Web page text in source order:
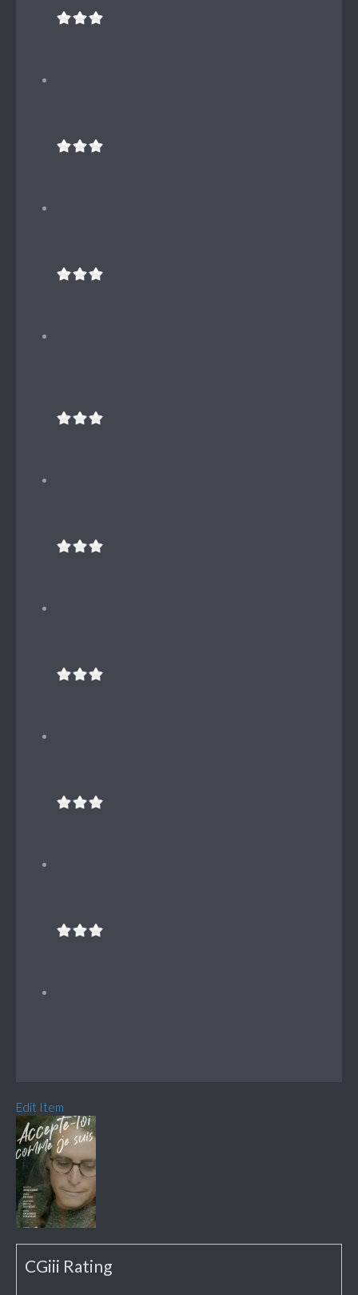
Edit Item
CGiii Rating